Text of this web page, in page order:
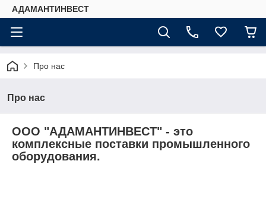
АДАМАНТИНВЕСТ
Про нас
Про нас
ООО "АДАМАНТИНВЕСТ" - это
комплексные поставки промышленного
оборудования.